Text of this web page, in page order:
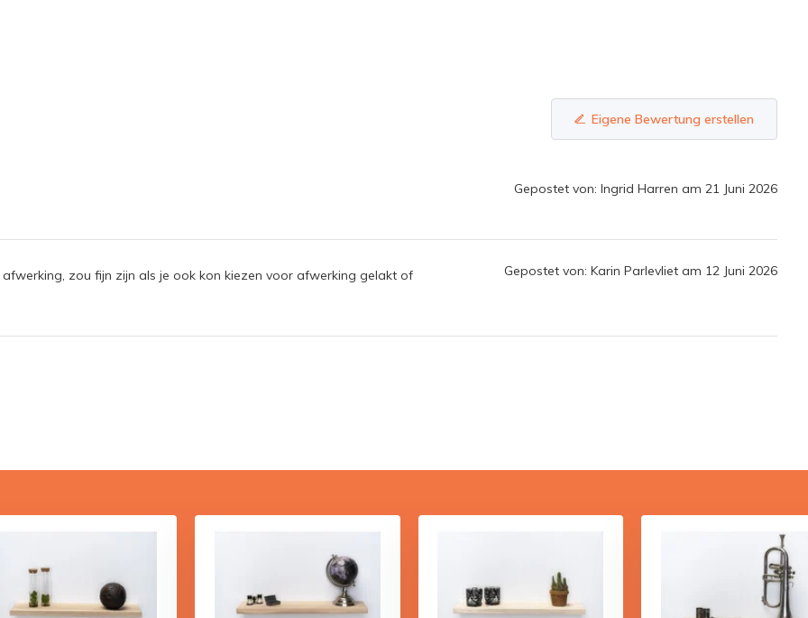
Eigene Bewertung erstellen
Gepostet von: Ingrid Harren am 21 Juni 2026
zou fijn zijn als je ook kon kiezen voor afwerking gelakt of
Gepostet von: Karin Parlevliet am 12 Juni 2026